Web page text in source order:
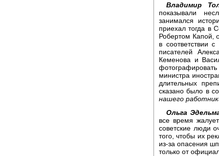
Владимир
показывали
занимался
приехал тогда в
Робертом Капой,
в соответствии
писателей
Кеменова и
министра
длительных
сказано было в
нашего
Ольга
все время
советские люди
того, чтобы их
из-за опасения
только от